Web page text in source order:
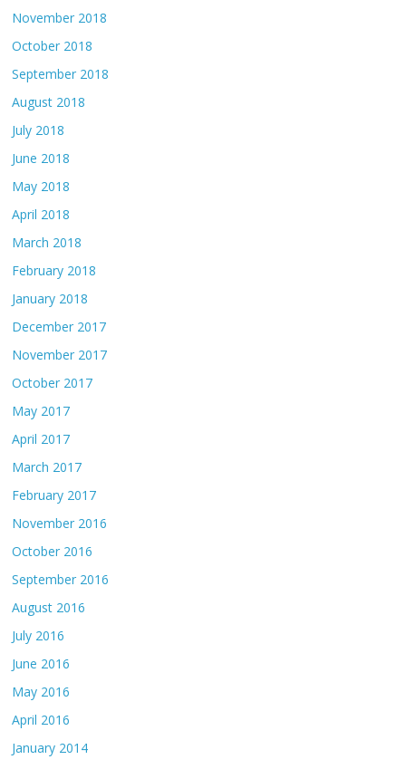
November 2018
October 2018
September 2018
August 2018
July 2018
June 2018
May 2018
April 2018
March 2018
February 2018
January 2018
December 2017
November 2017
October 2017
May 2017
April 2017
March 2017
February 2017
November 2016
October 2016
September 2016
August 2016
July 2016
June 2016
May 2016
April 2016
January 2014